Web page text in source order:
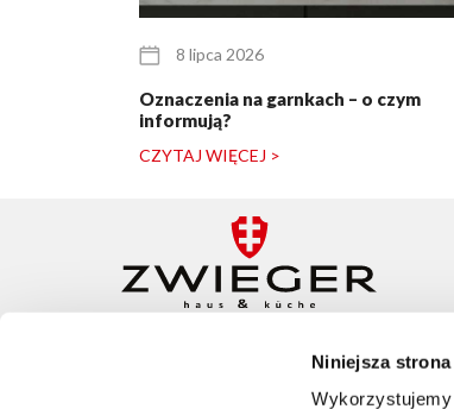
Niniejsza
8 lipca 2026
Oznaczenia na garnkach – o czym
informują?
CZYTAJ WIĘCEJ >